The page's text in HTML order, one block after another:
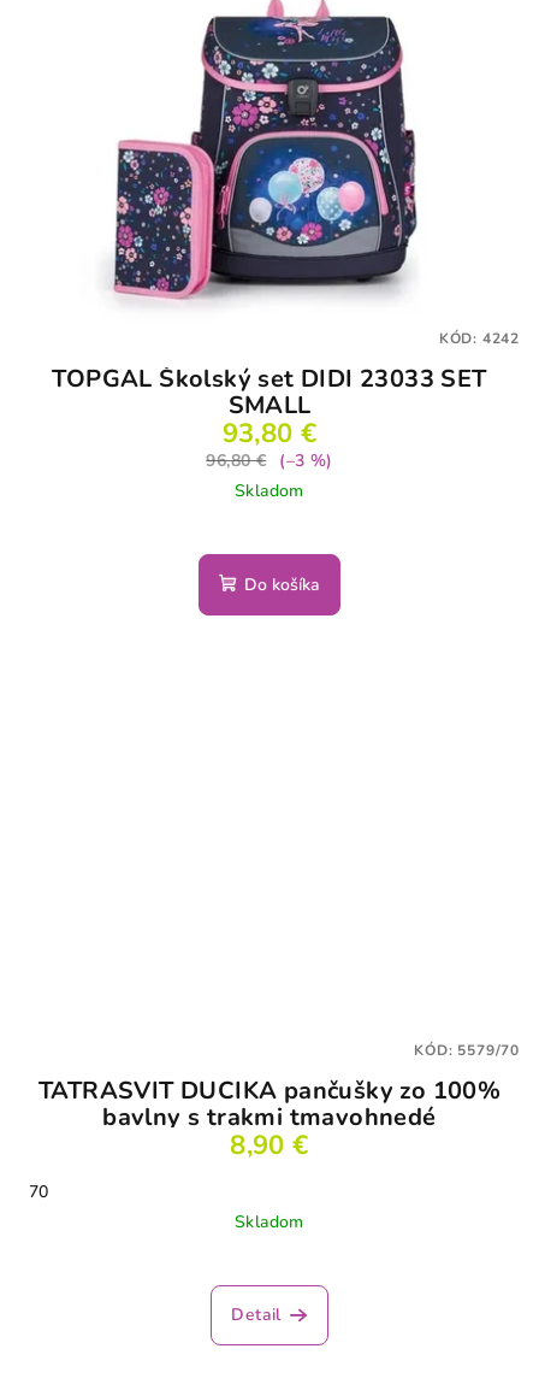
TOPGAL Školský set DIDI 23033 SET
SMALL
93,80 €
96,80 €
(–3 %)
Skladom
Do košíka
KÓD: 4242
TATRASVIT DUCIKA pančušky zo 100%
bavlny s trakmi tmavohnedé
8,90 €
70
Skladom
Detail
KÓD: 5579/70